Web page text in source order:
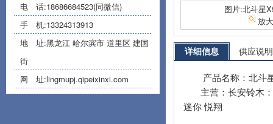
电 话:18686684523(同微信)
手 机:13324313913
地 址:黑龙江 哈尔滨市 道里区 建国
街
网 址:lingmupj.qipeixinxi.com
图片:北斗星
放
详细信息 供应说明
产品名称：北斗
主营：长安铃木
迷你 悦翔